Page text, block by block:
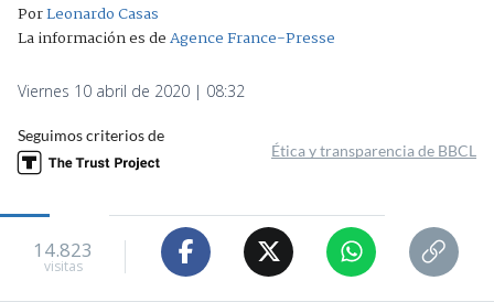
PorLeonardo Casas
La información es deAgence France-Presse
Viernes 10 abril de 2020 | 08:32
Seguimos criterios de
Ética y transparencia de BBCL
14.823
visitas